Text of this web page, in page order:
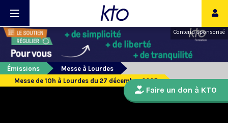
Contenu sponsorisé
Émissions
Messe à Lourdes
Messe de 10h à Lourdes du 27 décembre 2025
Faire un don à KTO